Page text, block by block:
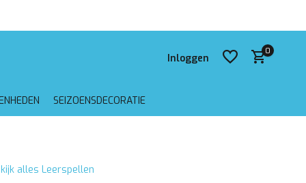
Inloggen
0
SEIZOENSDECORATIE
alles Leerspellen